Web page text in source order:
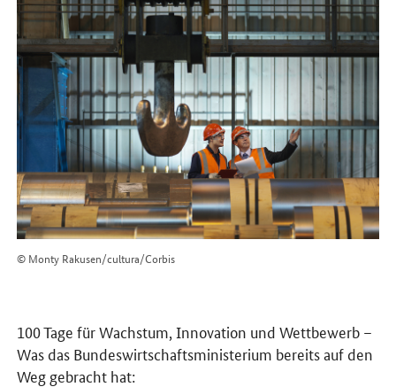
© Monty Rakusen/cultura/Corbis
100 Tage für Wachstum, Innovation und Wettbewerb –
Was das Bundeswirtschaftsministerium bereits auf den
Weg gebracht hat: